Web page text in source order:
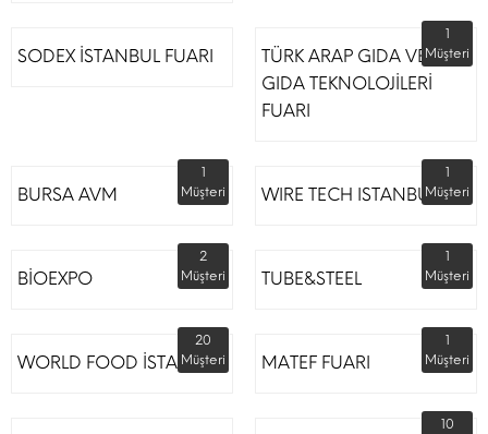
SODEX İSTANBUL FUARI
TÜRK ARAP GIDA VE
GIDA TEKNOLOJİLERİ
FUARI
1
Müşteri
BURSA AVM
1
Müşteri
WIRE TECH ISTANBUL
1
Müşteri
BİOEXPO
2
Müşteri
TUBE&STEEL
1
Müşteri
WORLD FOOD İSTANBUL
20
Müşteri
MATEF FUARI
1
Müşteri
10